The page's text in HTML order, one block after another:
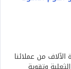
من عملائنا